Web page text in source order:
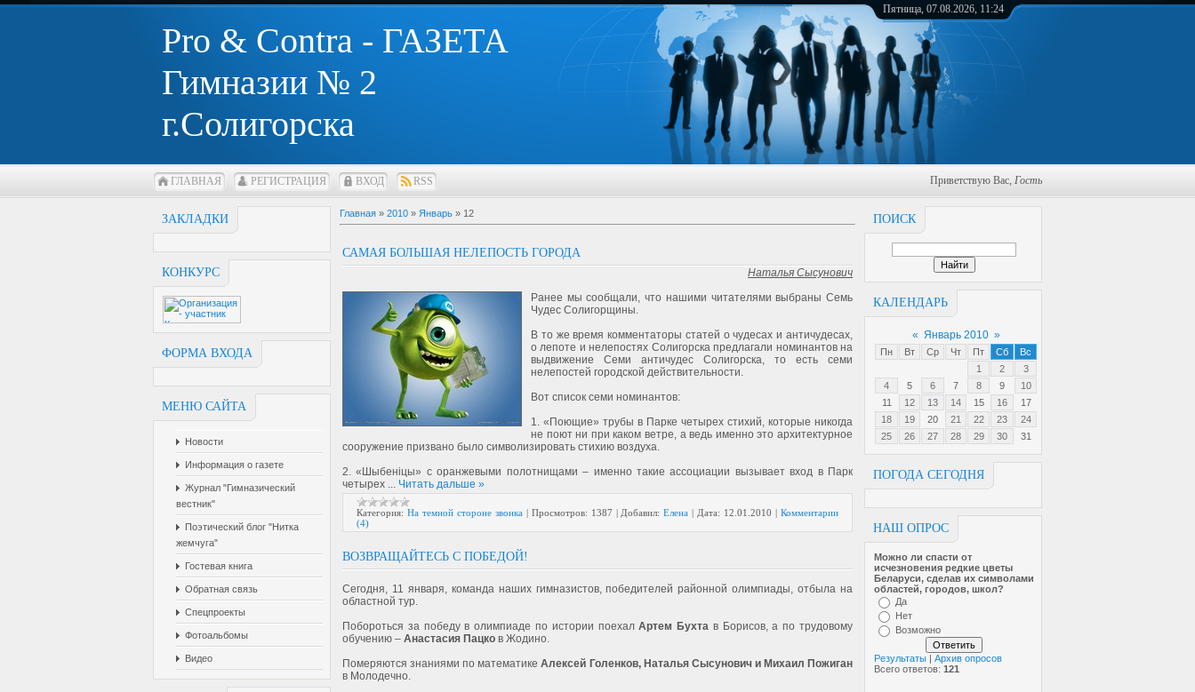
Pro & Contra - ГАЗЕТА
Гимназии № 2
г.Солигорска
Пятница, 07.08.2026, 11:24
ГЛАВНАЯ РЕГИСТРАЦИЯ ВХОД RSS Приветствую Вас, Гость
ЗАКЛАДКИ
КОНКУРС
ФОРМА ВХОДА
МЕНЮ САЙТА
Новости
Информация о газете
Журнал "Гимназический
вестник"
Поэтический блог "Нитка
жемчуга"
Гостевая книга
Обратная связь
Спецпроекты
Фотоальбомы
Видео
ПОИСК
КАЛЕНДАРЬ
« Январь 2010 »
Пн Вт Ср Чт Пт Сб
Вс
1
2
3
4
5 6 7 8 9
10
11
12 13 14 15 16
17
18
19 20 21 22 23
24
25
26 27 28 29 30 31
ПОГОДА СЕГОДНЯ
НАШ ОПРОС
Можно ли спасти от
исчезновен­ия редкие цветы
Беларуси, сделав их символами
областей, городов, школ?
Да
Нет
Возможно
Результаты | Архив опросов
Всего ответов: 121
Главная » 2010 » Январь » 12
САМАЯ БОЛЬШАЯ НЕЛЕПОСТЬ ГОРОДА
Наталья Сысунович
Ранее мы сообщали, что нашими читателями выбраны Семь
Чудес Солигорщины.
В то же время комментаторы статей о чудесах и античудесах,
о лепоте и нелепостях Солигорска предлагали номинантов на
выдвижение Семи античудес Солигорска, то есть семи
нелепостей городской действительности.
Вот список семи номинантов:
1. «Поющие» трубы в Парке четырех стихий, которые никогда
не поют ни при каком ветре, а ведь именно это архитектурное
сооружение призвано было символизировать стихию воздуха.
2. «Шыбеніцы» с оранжевыми полотнищами – именно такие ассоциации вызывает вход в Парк
четырех
Читать дальше »
Категория: На темной стороне звонка | Просмотров: 1387 | Добавил: Елена | Дата: 12.01.2010 |Комментарии
(4)
ВОЗВРАЩАЙТЕСЬ С ПОБЕДОЙ!
Сегодня, 11 января, команда наших гимназистов, победителей районной олимпиады, отбыла на
областной тур.
Побороться за победу в олимпиаде по истории поехалАртем Бухта в Борисов, а по трудовому
обучению – Анастасия Пацко в Жодино.
Померяются знаниями по математикеАлексей Голенков, Наталья Сысунович и Михаил Пожиган
в Молодечно.